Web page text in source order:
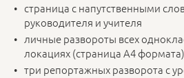
страница с напутственными
руководителя и учителя
личные развороты всех
локациях (страница А4 формата)
три репортажных разворота с